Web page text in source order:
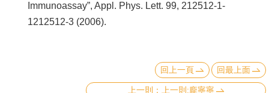
Immunoassay”, Appl. Phys. Lett. 99, 212512-1-
1212512-3 (2006).
回上一頁 回最上面
上一則:龐寧寧